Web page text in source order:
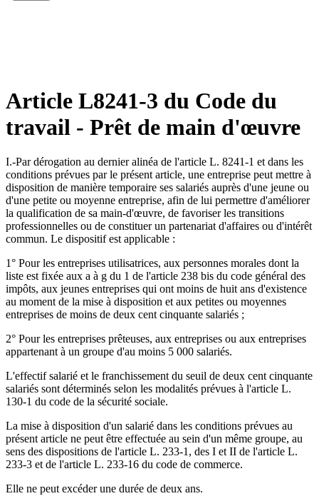
Article L8241-3 du Code du
travail - Prêt de main d'œuvre
I.-Par dérogation au dernier alinéa de l'article L. 8241-1 et dans les
conditions prévues par le présent article, une entreprise peut mettre à
disposition de manière temporaire ses salariés auprès d'une jeune ou
d'une petite ou moyenne entreprise, afin de lui permettre d'améliorer
la qualification de sa main-d'œuvre, de favoriser les transitions
professionnelles ou de constituer un partenariat d'affaires ou d'intérêt
commun. Le dispositif est applicable :
1° Pour les entreprises utilisatrices, aux personnes morales dont la
liste est fixée aux a à g du 1 de l'article 238 bis du code général des
impôts, aux jeunes entreprises qui ont moins de huit ans d'existence
au moment de la mise à disposition et aux petites ou moyennes
entreprises de moins de deux cent cinquante salariés ;
2° Pour les entreprises prêteuses, aux entreprises ou aux entreprises
appartenant à un groupe d'au moins 5 000 salariés.
L'effectif salarié et le franchissement du seuil de deux cent cinquante
salariés sont déterminés selon les modalités prévues à l'article L.
130-1 du code de la sécurité sociale.
La mise à disposition d'un salarié dans les conditions prévues au
présent article ne peut être effectuée au sein d'un même groupe, au
sens des dispositions de l'article L. 233-1, des I et II de l'article L.
233-3 et de l'article L. 233-16 du code de commerce.
Elle ne peut excéder une durée de deux ans.